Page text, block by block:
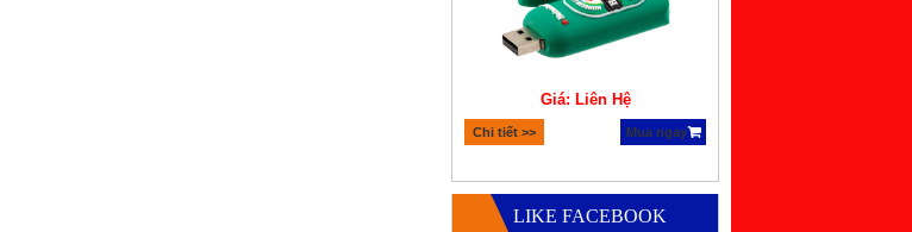
Giá: Liên Hệ
Chi tiết >> Mua ngay
Quà tặng bộ xếp hình lego
LIKE FACEBOOK